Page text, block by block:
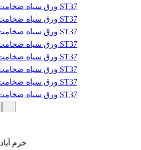
ورق سیاه ضخامت 10 کاویان اهواز ST37
ورق سیاه ضخامت 10 کاویان اهواز ST37
ورق سیاه ضخامت 30 کاویان اهواز ST37
ورق سیاه ضخامت 30 کاویان اهواز ST37
ورق سیاه ضخامت 35 کاویان اهواز ST37
ورق سیاه ضخامت 35 کاویان اهواز ST37
ورق سیاه ضخامت 35 کاویان اهواز ST37
ورق سیاه ضخامت 20 کاویان اهواز ST37
قیمت ورق سیاه st37 خرم آباد